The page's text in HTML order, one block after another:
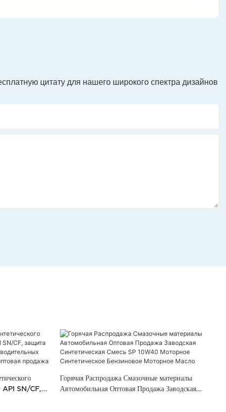
цитату для нашего широкого спектра дизайнов
API SN/CF,
Горячая Распродажа Смазочные материалы
Автомобильная Оптовая Продажа Заводская